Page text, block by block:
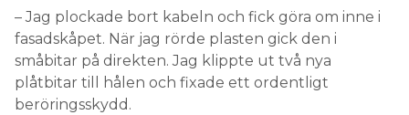
– Jag plockade bort kabeln och fick göra om inne i
fasadskåpet. När jag rörde plasten gick den i
småbitar på direkten. Jag klippte ut två nya
plåtbitar till hålen och fixade ett ordentligt
beröringsskydd.